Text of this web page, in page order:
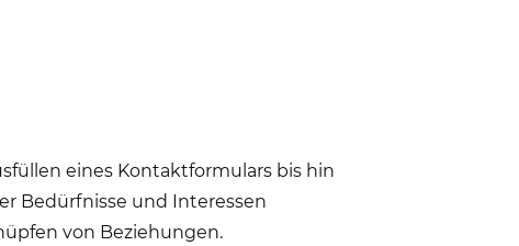
eines Kontaktformulars bis hin
Bedürfnisse und Interessen
von Beziehungen.